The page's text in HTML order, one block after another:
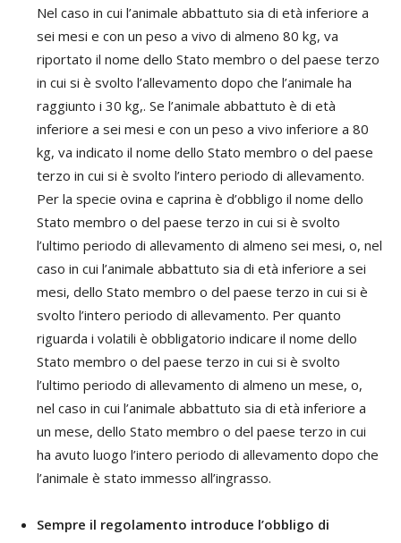
Nel caso in cui l’animale abbattuto sia di età inferiore a
sei mesi e con un peso a vivo di almeno 80 kg, va
riportato il nome dello Stato membro o del paese terzo
in cui si è svolto l’allevamento dopo che l’animale ha
raggiunto i 30 kg,. Se l’animale abbattuto è di età
inferiore a sei mesi e con un peso a vivo inferiore a 80
kg, va indicato il nome dello Stato membro o del paese
terzo in cui si è svolto l’intero periodo di allevamento.
Per la specie ovina e caprina è d’obbligo il nome dello
Stato membro o del paese terzo in cui si è svolto
l’ultimo periodo di allevamento di almeno sei mesi, o, nel
caso in cui l’animale abbattuto sia di età inferiore a sei
mesi, dello Stato membro o del paese terzo in cui si è
svolto l’intero periodo di allevamento. Per quanto
riguarda i volatili è obbligatorio indicare il nome dello
Stato membro o del paese terzo in cui si è svolto
l’ultimo periodo di allevamento di almeno un mese, o,
nel caso in cui l’animale abbattuto sia di età inferiore a
un mese, dello Stato membro o del paese terzo in cui
ha avuto luogo l’intero periodo di allevamento dopo che
l’animale è stato immesso all’ingrasso.
Sempre il regolamento introduce l’obbligo di